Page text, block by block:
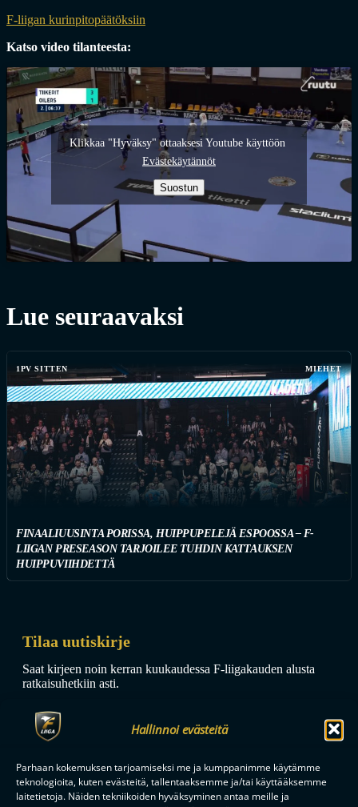
Hallinnoi evästeitä
Parhaan kokemuksen tarjoamiseksi me ja kumppanimme käytämme
teknologioita, kuten evästeitä, tallentaaksemme ja/tai käyttääksemme
laitetietoja. Näiden tekniikoiden hyväksyminen antaa meille ja
F-liigan kurinpitopäätöksiin
Katso video tilanteesta:
Klikkaa "Hyväksy" ottaaksesi Youtube käyttöön
Evästekäytännöt
Suostun
Lue seuraavaksi
1PV SITTEN MIEHET
FINAALIUUSINTA PORISSA, HUIPPUPELEJÄ ESPOOSSA – F-
LIIGAN PRESEASON TARJOILEE TUHDIN KATTAUKSEN
HUIPPUVIIHDETTÄ
Tilaa uutiskirje
Saat kirjeen noin kerran kuukaudessa F-liigakauden alusta
ratkaisuhetkiin asti.
TILAA